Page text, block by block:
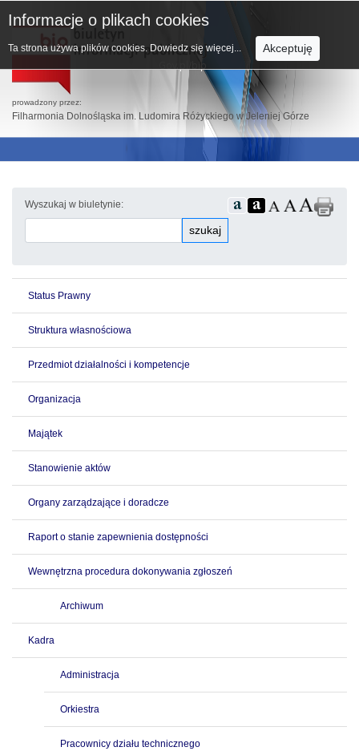
prowadzony przez:
Filharmonia Dolnośląska im. Ludomira Różyckiego w Jeleniej Górze
Wyszukaj w biuletynie:
szukaj
Status Prawny
Struktura własnościowa
Przedmiot działalności i kompetencje
Organizacja
Majątek
Stanowienie aktów
Organy zarządzające i doradcze
Raport o stanie zapewnienia dostępności
Wewnętrzna procedura dokonywania zgłoszeń
Archiwum
Kadra
Administracja
Orkiestra
Pracownicy działu technicznego
Informacje o plikach cookies
Ta strona używa plików cookies. Dowiedz się więcej... Akceptuję